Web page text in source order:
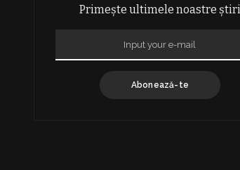
Primește ultimele noastre știri
Abonează-te